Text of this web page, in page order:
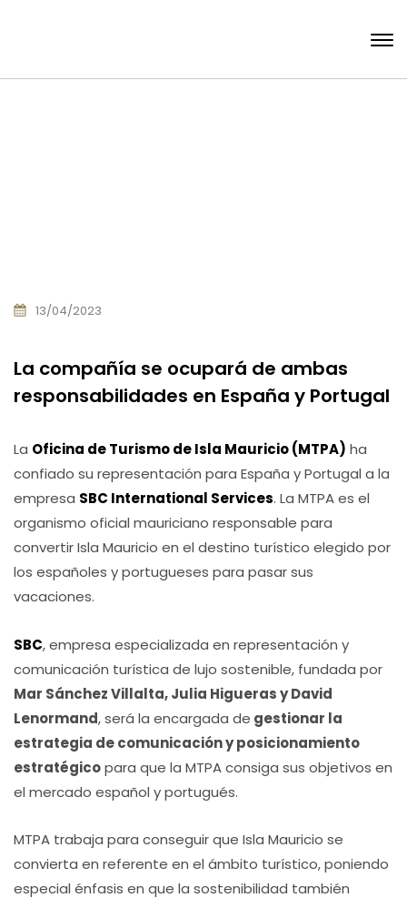
13/04/2023
La compañía se ocupará de ambas
responsabilidades en España y Portugal
La Oficina de Turismo de Isla Mauricio (MTPA) ha
confiado su representación para España y Portugal a la
empresa SBC International Services. La MTPA es el
organismo oficial mauriciano responsable para
convertir Isla Mauricio en el destino turístico elegido por
los españoles y portugueses para pasar sus
vacaciones.
SBC, empresa especializada en representación y
comunicación turística de lujo sostenible, fundada por
Mar Sánchez Villalta, Julia Higueras y David
Lenormand, será la encargada de gestionar la
estrategia de comunicación y posicionamiento
estratégicopara que la MTPA consiga sus objetivos en
el mercado español y portugués.
MTPA trabaja para conseguir que Isla Mauricio se
convierta en referente en el ámbito turístico, poniendo
especial énfasis en que la sostenibilidad también